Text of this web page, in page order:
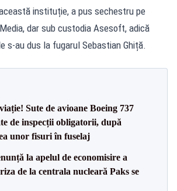
instituție, a pus sechestru pe
dar sub custodia Asesoft, adică
s-au dus la fugarul Sebastian Ghiță.
Sute de avioane Boeing 737
de inspecții obligatorii, după
unor fisuri în fuselaj
la apelul de economisire a
de la centrala nucleară Paks se